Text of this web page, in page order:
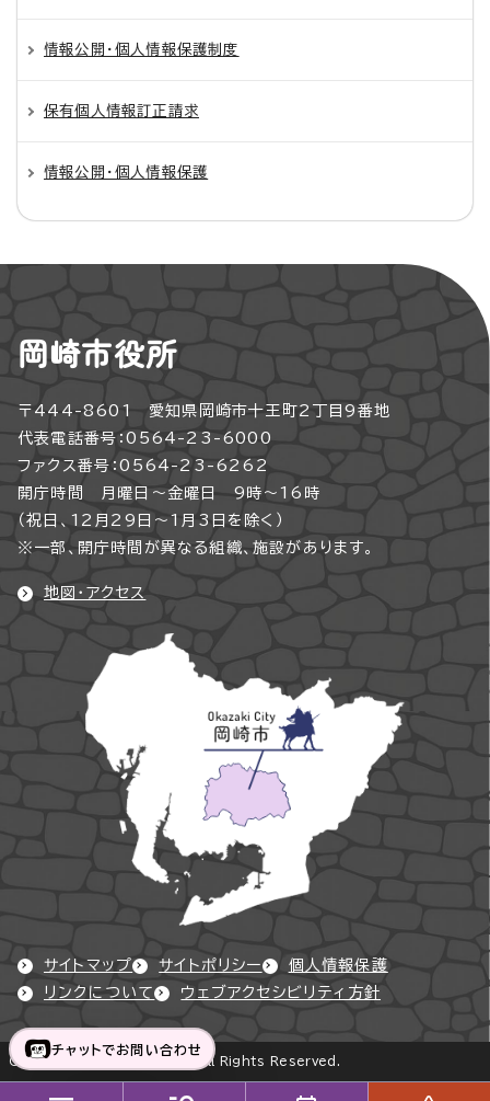
情報公開・個人情報保護制度
保有個人情報訂正請求
情報公開・個人情報保護
岡崎市役所
〒444-8601 愛知県岡崎市十王町2丁目9番地
代表電話番号：0564-23-6000
ファクス番号：0564-23-6262
開庁時間 月曜日～金曜日 9時～16時
（祝日、12月29日～1月3日を除く）
※一部、開庁時間が異なる組織、施設があります。
地図・アクセス
サイトマップ サイトポリシー
個人情報保護
リンクについて
ウェブアクセシビリティ方針
Copyright © Okazaki City All Rights Reserved.
チャットでお問い合わせ